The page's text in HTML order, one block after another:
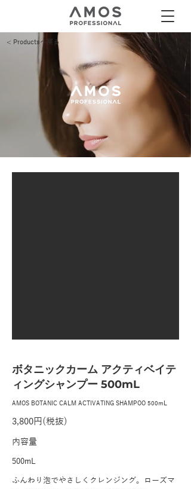
< Productsへ戻る
ボタニックカーム アクティベイテ
ィングシャンプー 500mL
AMOS BOTANIC CALM ACTIVATING SHAMPOO 500mL
3,800円(税抜)
内容量
500mL
ふんわり泡でやさしくクレンジング。ローズマ